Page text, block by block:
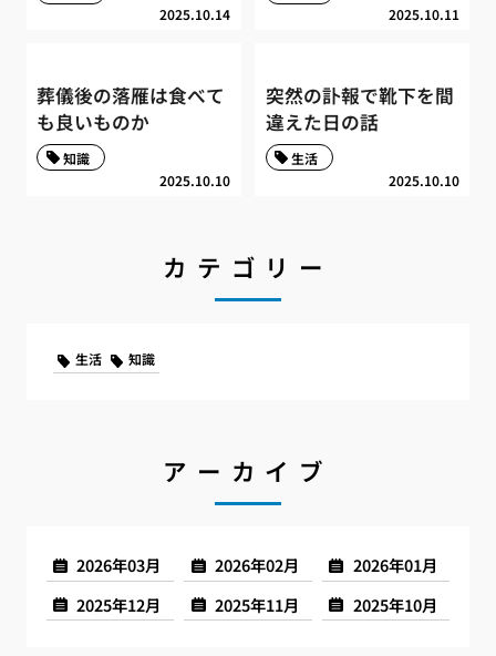
2025.10.14 2025.10.11
葬儀後の落雁は食べて
も良いものか
2025.10.10
知識
突然の訃報で靴下を間
違えた日の話
2025.10.10
生活
カテゴリー
生活 知識
アーカイブ
2026年03月 2026年02月
2026年01月
2025年12月
2025年11月 2025年10月